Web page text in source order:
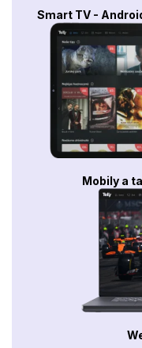
Smart TV -
Mobily a